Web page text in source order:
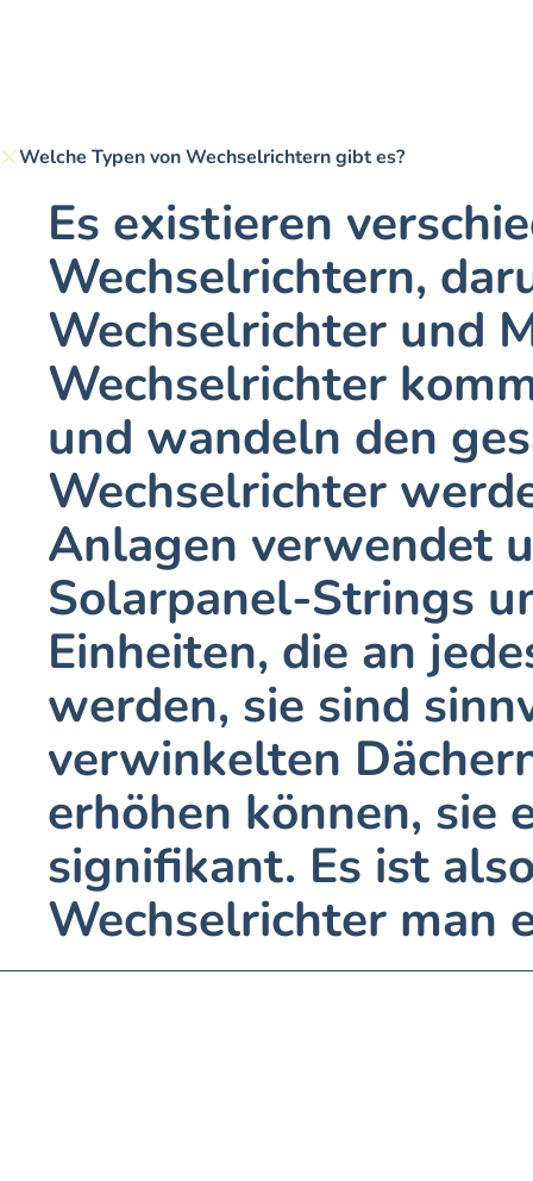
Welche Typen von Wechselrichtern gibt es?
Es existieren
Wechselrichtern,
Wechselrichter und
Wechselrichter
und wandeln den
Wechselrichter
Anlagen verwendet
Solarpanel-Strings
Einheiten, die an
werden, sie sind
verwinkelten
erhöhen können, sie
signifikant. Es ist
Wechselrichter man